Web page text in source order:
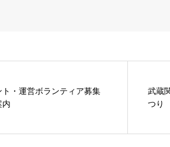
ト・運営ボランティア募集
内
武蔵
つり